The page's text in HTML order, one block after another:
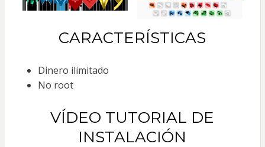
CARACTERÍSTICAS
Dinero ilimitado
No root
VÍDEO TUTORIAL DE
INSTALACIÓN